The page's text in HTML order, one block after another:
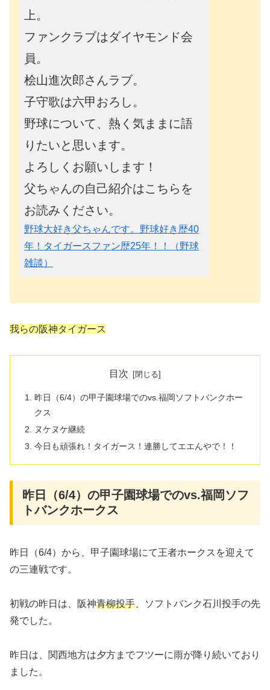
上。
ファンクラブはダイヤモンド会
員。
桧山進次郎さんラブ。
子守歌は六甲おろし。
野球について、熱く気ままに語
りたいと思います。
よろしくお願いします！
父ちゃんの自己紹介はこちらを
お読みください。
野球大好き父ちゃんです。野球好き歴40
年！タイガースファン歴25年！！（野球
雑談）
我らの阪神タイガース
目次
昨日（6/4）の甲子園球場でのvs.福岡ソフトバンクホー
クス
ヌケヌケ継続
今日も頑張れ！タイガース！連勝してエエんやで！！
昨日（6/4）の甲子園球場でのvs.福岡ソフ
トバンクホークス
昨日（6/4）から、甲子園球場にて王者ホークスを迎えて
の三連戦です。
初戦の昨日は、阪神青柳投手 、ソフトバンク石川投手の先
発でした。
昨日は、関西地方は夕方までフツーに雨が降り続いており
ました。